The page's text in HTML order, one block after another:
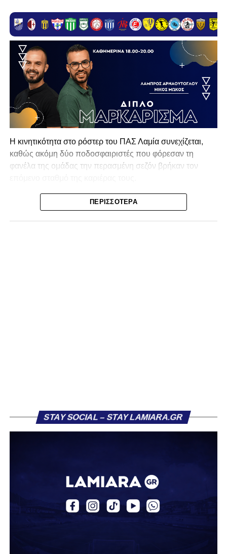
Η κινητικότητα στο ρόστερ του ΠΑΣ Λαμία συνεχίζεται,
καθώς ακόμη δύο ποδοσφαιριστές που φόρεσαν τη
φανέλα της ομάδας την περασμένη σεζόν βρήκαν τον
Ο λόγος για τον Βασίλη Τρούμπουλο και τον Χρυσόστομο
Στάγκο, οι οποίοι θα συνεχίσουν μαζί την ποδοσφαιρική
«Ο Α.Ο. Σαρωνικός Αναβύσσου ανακοινώνει την
περσινή σεζόν πραγματοποίησε γεμάτη χρονιά στη Γ’
Στο παρελθόν αγωνίστηκε στην ΑΕΚ Β’, με την οποία
κατέγραψε 10 συμμετοχές στη Super League 2, καθώς
επίσης σε Εθνικό και Ζάκυνθο. Ξεκίνησε την καριέρα του
ΠΕΡΙΣΣΌΤΕΡΑ
STAY SOCIAL – STAY LAMIARA.GR